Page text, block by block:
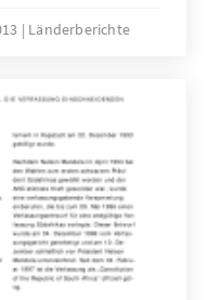
Länderberichte